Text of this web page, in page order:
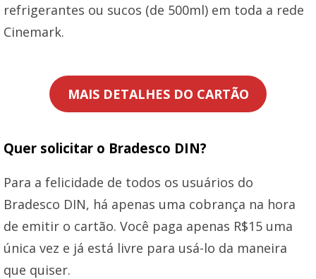
refrigerantes ou sucos (de 500ml) em toda a rede
Cinemark.
MAIS DETALHES DO CARTÃO
Quer solicitar o Bradesco DIN?
Para a felicidade de todos os usuários do
Bradesco DIN, há apenas uma cobrança na hora
de emitir o cartão. Você paga apenas R$15 uma
única vez e já está livre para usá-lo da maneira
que quiser.